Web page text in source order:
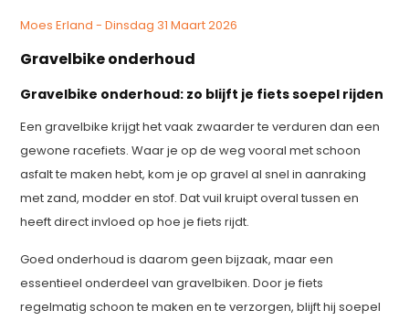
Moes Erland - Dinsdag 31 Maart 2026
Gravelbike onderhoud
Gravelbike onderhoud: zo blijft je fiets soepel rijden
Een gravelbike krijgt het vaak zwaarder te verduren dan een
gewone racefiets. Waar je op de weg vooral met schoon
asfalt te maken hebt, kom je op gravel al snel in aanraking
met zand, modder en stof. Dat vuil kruipt overal tussen en
heeft direct invloed op hoe je fiets rijdt.
Goed onderhoud is daarom geen bijzaak, maar een
essentieel onderdeel van gravelbiken. Door je fiets
regelmatig schoon te maken en te verzorgen, blijft hij soepel